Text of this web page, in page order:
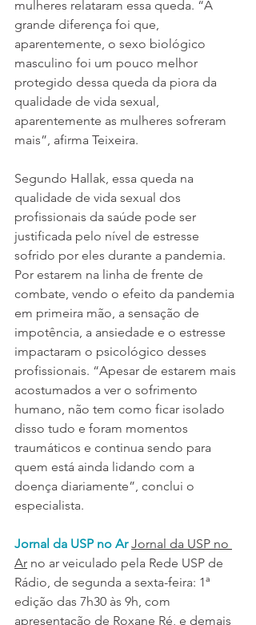
mulheres relataram essa queda. “A
grande diferença foi que,
aparentemente, o sexo biológico
masculino foi um pouco melhor
protegido dessa queda da piora da
qualidade de vida sexual,
aparentemente as mulheres sofreram
mais”, afirma Teixeira.
Segundo Hallak, essa queda na
qualidade de vida sexual dos
profissionais da saúde pode ser
justificada pelo nível de estresse
sofrido por eles durante a pandemia.
Por estarem na linha de frente de
combate, vendo o efeito da pandemia
em primeira mão, a sensação de
impotência, a ansiedade e o estresse
impactaram o psicológico desses
profissionais. “Apesar de estarem mais
acostumados a ver o sofrimento
humano, não tem como ficar isolado
disso tudo e foram momentos
traumáticos e continua sendo para
quem está ainda lidando com a
doença diariamente”, conclui o
especialista.
Jornal da USP no Ar Jornal da USP no
Ar no ar veiculado pela Rede USP de
Rádio, de segunda a sexta-feira: 1ª
edição das 7h30 às 9h, com
apresentação de Roxane Ré, e demais